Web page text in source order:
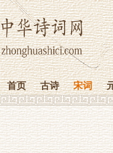
首页 古诗 宋词